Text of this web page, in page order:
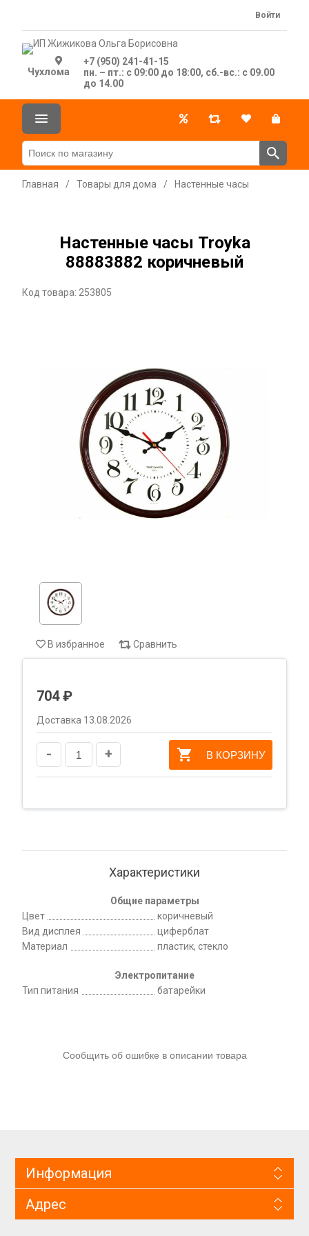
Чухлома
+7 (950) 241-41-15
пн. – пт.: с 09:00 до 18:00, сб.-вс.: с 09.00
до 14.00
Войти
Главная / Товары для дома / Настенные часы
Настенные часы Troyka
88883882 коричневый
Код товара: 253805
В избранное Сравнить
704 ₽
Доставка 13.08.2026
- + В КОРЗИНУ
Характеристики
Общие параметры
Цвет
коричневый
Вид дисплея
циферблат
Материал
пластик, стекло
Электропитание
Тип питания
батарейки
Сообщить об ошибке в описании товара
Информация
Адрес